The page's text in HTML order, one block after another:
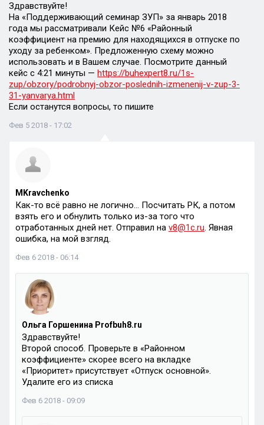
Здравствуйте!
На «Поддерживающий семинар ЗУП» за январь 2018
года мы рассматривали Кейс №6 «Районный
коэффициент на премию для находящихся в отпуске по
уходу за ребенком». Предложенную схему можно
использовать и в Вашем случае. Посмотрите данный
кейс с 4:21 минуты — https://buhexpert8.ru/1s-
zup/obzory/podrobnyj-obzor-poslednih-izmenenij-v-zup-3-
31-yanvarya.html
Если останутся вопросы, то пишите
Фев 5 2018 - 17:02
MKravchenko
Как-то всё равно не логично… Посчитать РК, а потом
взять его и обнулить только из-за того что
отработанных дней нет. Отправил на v8@1c.ru. Явная
ошибка, на мой взгляд.
Фев 6 2018 - 06:14
Ольга Горшенина Profbuh8.ru
Здравствуйте!
Второй способ. Проверьте в «Районном
коэффициенте» скорее всего на вкладке
«Приоритет» присутствует «Отпуск основной».
Удалите его из списка
Фев 6 2018 - 09:09